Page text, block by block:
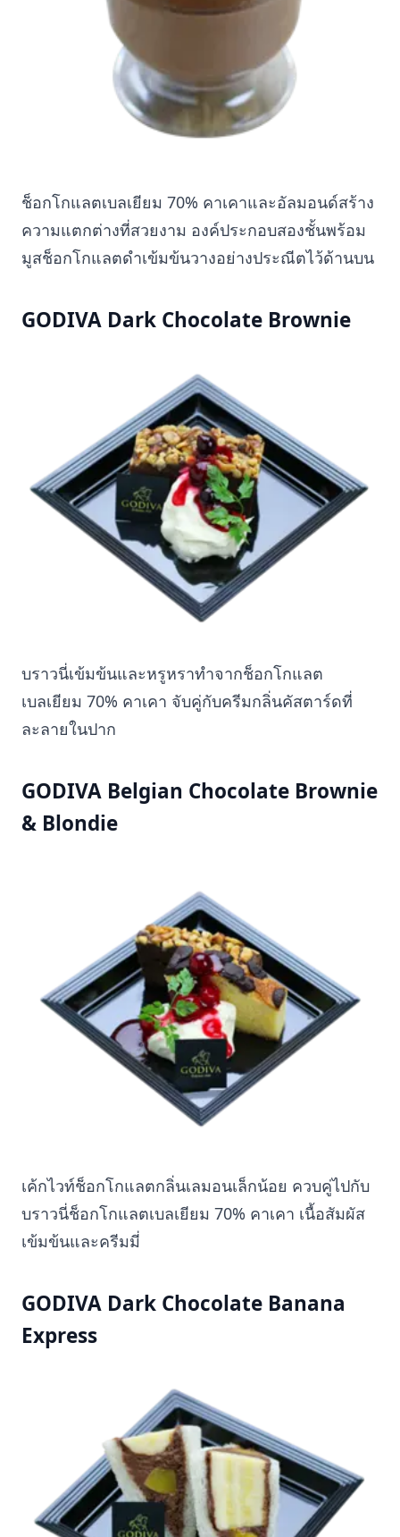
ช็อกโกแลตเบลเยียม 70% คาเคาและอัลมอนด์สร้าง
ความแตกต่างที่สวยงาม องค์ประกอบสองชั้นพร้อม
มูสช็อกโกแลตดำเข้มข้นวางอย่างประณีตไว้ด้านบน
GODIVA Dark Chocolate Brownie
บราวนี่เข้มข้นและหรูหราทำจากช็อกโกแลต
เบลเยียม 70% คาเคา จับคู่กับครีมกลิ่นคัสตาร์ดที่
ละลายในปาก
GODIVA Belgian Chocolate Brownie
& Blondie
เค้กไวท์ช็อกโกแลตกลิ่นเลมอนเล็กน้อย ควบคู่ไปกับ
บราวนี่ช็อกโกแลตเบลเยียม 70% คาเคา เนื้อสัมผัส
เข้มข้นและครีมมี่
GODIVA Dark Chocolate Banana
Express